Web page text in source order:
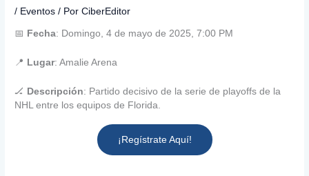
/ Eventos / PorCiberEditor
📅 Fecha: Domingo, 4 de mayo de 2025, 7:00 PM
📍 Lugar: Amalie Arena
🏒 Descripción: Partido decisivo de la serie de playoffs de la
NHL entre los equipos de Florida.
¡Regístrate Aquí!